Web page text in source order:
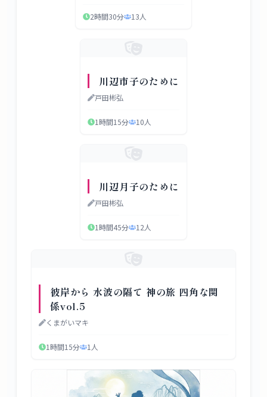
2時間30分 13人
川辺市子のために
戸田彬弘
1時間15分 10人
川辺月子のために
戸田彬弘
1時間45分 12人
彼岸から 水波の隔て 神の旅 四角な関
係vol.5
くまがいマキ
1時間15分 1 人